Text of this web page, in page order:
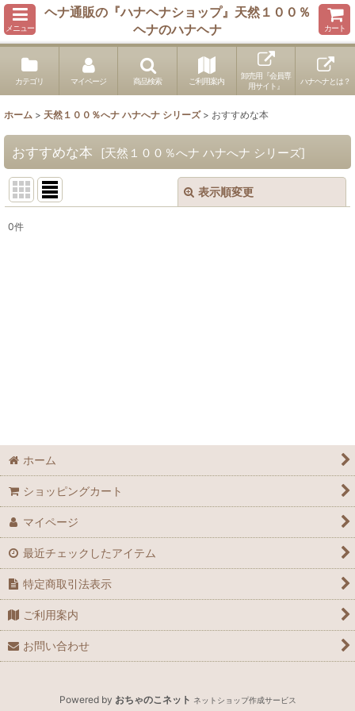
メニュー
ヘナ通販の『ハナヘナショップ』天然１００％
ヘナのハナヘナ
カート
カテゴリ マイページ 商品検索 ご利用案内
卸売用『会員専
用サイト』
ハナヘナとは？
ホーム > 天然１００％へナ ハナへナ シリーズ > おすすめな本
おすすめな本 [天然１００％へナ ハナへナ シリーズ]
表示順変更
0件
ホーム
ショッピングカート
マイページ
最近チェックしたアイテム
特定商取引法表示
ご利用案内
お問い合わせ
Powered by おちゃのこネット ネットショップ作成サービス